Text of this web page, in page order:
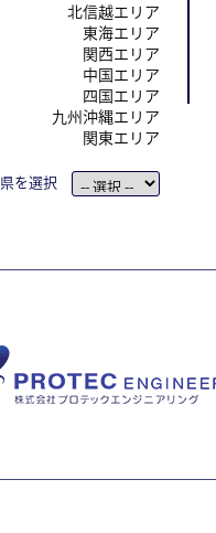
北信越エリア
東海エリア
関西エリア
中国エリア
四国エリア
九州沖縄エリア
関東エリア
県を選択